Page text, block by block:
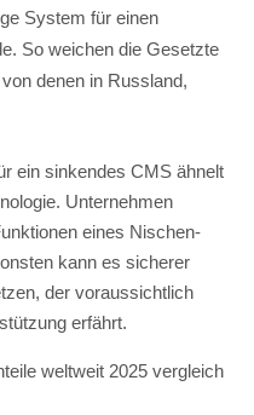
System für einen
So weichen die Gesetzte
denen in Russland,
ein sinkendes CMS ähnelt
Unternehmen
eines Nischen-
kann es sicherer
der voraussichtlich
erfährt.